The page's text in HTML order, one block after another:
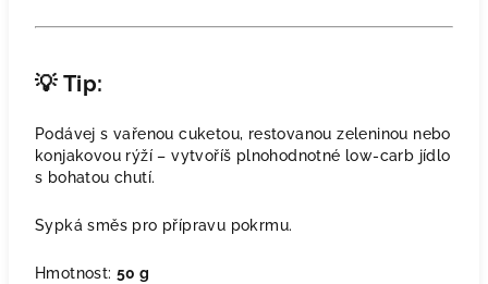
💡 Tip:
Podávej s vařenou cuketou, restovanou zeleninou nebo
konjakovou rýží – vytvoříš plnohodnotné low-carb jídlo
s bohatou chutí.
Sypká směs pro přípravu pokrmu.
Hmotnost: 50 g